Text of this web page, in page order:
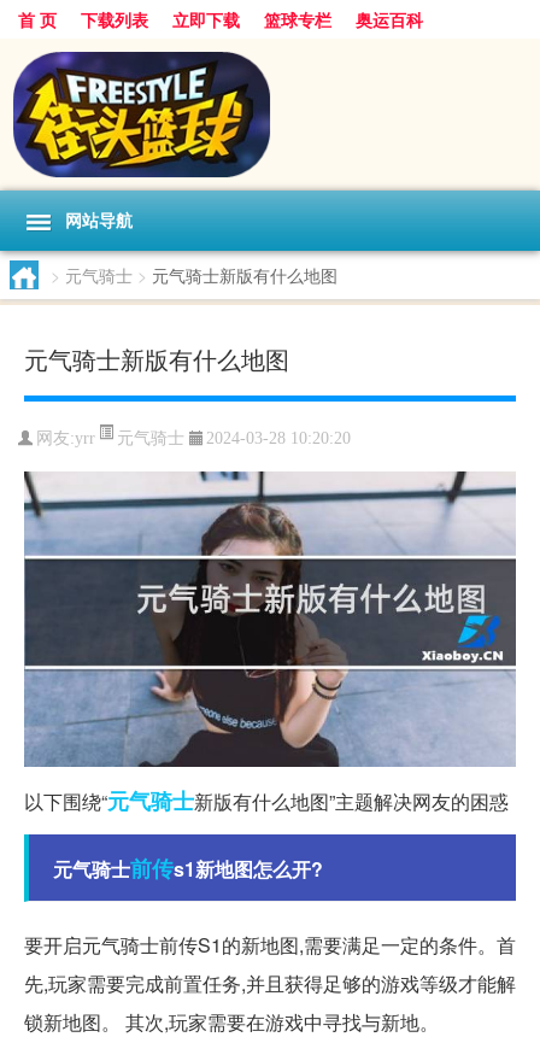
首 页 下载列表 立即下载 篮球专栏 奥运百科
网站导航
> 元气骑士 > 元气骑士新版有什么地图
元气骑士新版有什么地图
网友:yrr 元气骑士 2024-03-28 10:20:20
以下围绕“元气骑士新版有什么地图”主题解决网友的困惑
元气骑士前传s1新地图怎么开?
要开启元气骑士前传S1的新地图,需要满足一定的条件。首
先,玩家需要完成前置任务,并且获得足够的游戏等级才能解
锁新地图。 其次,玩家需要在游戏中寻找与新地。